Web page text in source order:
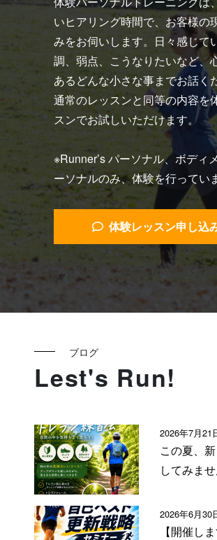
いヒアリング時間で、お客様の
みをお伺いします。日々感じて
調、弱点、こうなりたいなど、
あるどんな小さな事までお話く
通常のレッスンと同等の内容を
スンでお試しいただけます。
※Runner’s パーソナル、ボディ
ーソナルのみ、体験を行ってい
体験レッスン申し込
ブログ
Lest's Run!
2026年7月21
この夏、
してみま
2026年6月30
【開催し